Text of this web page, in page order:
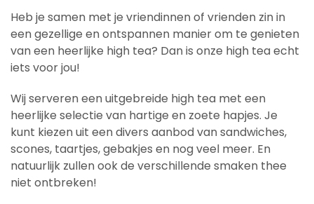
Heb je samen met je vriendinnen of vrienden zin in
een gezellige en ontspannen manier om te genieten
van een heerlijke high tea? Dan is onze high tea echt
iets voor jou!
Wij serveren een uitgebreide high tea met een
heerlijke selectie van hartige en zoete hapjes. Je
kunt kiezen uit een divers aanbod van sandwiches,
scones, taartjes, gebakjes en nog veel meer. En
natuurlijk zullen ook de verschillende smaken thee
niet ontbreken!